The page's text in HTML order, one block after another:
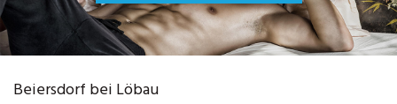
Beiersdorf bei Löbau